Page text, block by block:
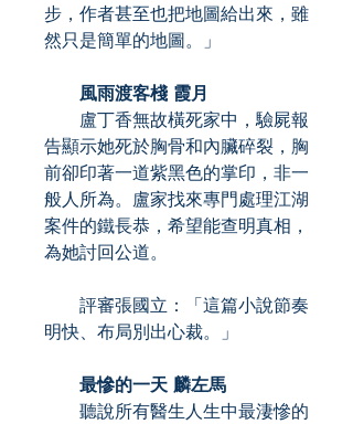
步，作者甚至也把地圖給出來，雖
然只是簡單的地圖。」
風雨渡客棧 霞月
盧丁香無故橫死家中，驗屍報
告顯示她死於胸骨和內臟碎裂，胸
前卻印著一道紫黑色的掌印，非一
般人所為。盧家找來專門處理江湖
案件的鐵長恭，希望能查明真相，
為她討回公道。
評審張國立：「這篇小說節奏
明快、布局別出心裁。」
最慘的一天 麟左馬
聽說所有醫生人生中最淒慘的